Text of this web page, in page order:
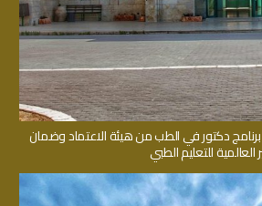
دكتور في الطب من هيئة الاعتماد وضمان
للتعليم الطبي